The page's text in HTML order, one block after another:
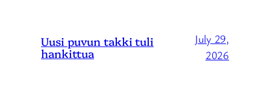
Uusi puvun takki tuli
hankittua
July 29,
2026